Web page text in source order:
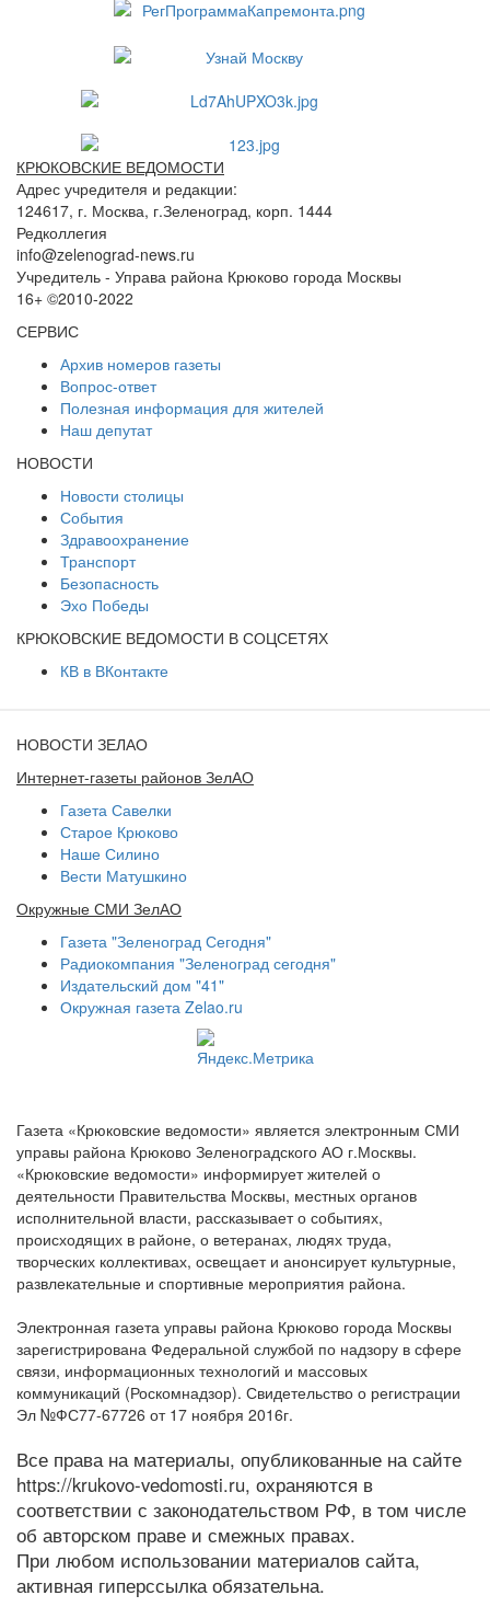
КРЮКОВСКИЕ ВЕДОМОСТИ
Адрес учредителя и редакции:
124617, г. Москва, г.Зеленоград, корп. 1444
Редколлегия
info@zelenograd-news.ru
Учредитель - Управа района Крюково города Москвы
16+ ©2010-2022
СЕРВИС
Архив номеров газеты
Вопрос-ответ
Полезная информация для жителей
Наш депутат
НОВОСТИ
Новости столицы
События
Здравоохранение
Транспорт
Безопасность
Эхо Победы
КРЮКОВСКИЕ ВЕДОМОСТИ В СОЦСЕТЯХ
КВ в ВКонтакте
НОВОСТИ ЗЕЛАО
Интернет-газеты районов ЗелАО
Газета Савелки
Старое Крюково
Наше Силино
Вести Матушкино
Окружные СМИ ЗелАО
Газета "Зеленоград Сегодня"
Радиокомпания "Зеленоград сегодня"
Издательский дом "41"
Окружная газета Zelao.ru
Газета «Крюковские ведомости» является электронным СМИ
управы района Крюково Зеленоградского АО г.Москвы.
«Крюковские ведомости» информирует жителей о
деятельности Правительства Москвы, местных органов
исполнительной власти, рассказывает о событиях,
происходящих в районе, о ветеранах, людях труда,
творческих коллективах, освещает и анонсирует культурные,
развлекательные и спортивные мероприятия района.
Электронная газета управы района Крюково города Москвы
зарегистрирована Федеральной службой по надзору в сфере
связи, информационных технологий и массовых
коммуникаций (Роскомнадзор). Свидетельство о регистрации
Эл №ФС77-67726 от 17 ноября 2016г.
Все права на материалы, опубликованные на сайте
https://krukovo-vedomosti.ru, охраняются в
соответствии с законодательством РФ, в том числе
об авторском праве и смежных правах.
При любом использовании материалов сайта,
активная гиперссылка обязательна.